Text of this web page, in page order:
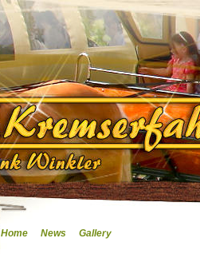
Home News Gallery